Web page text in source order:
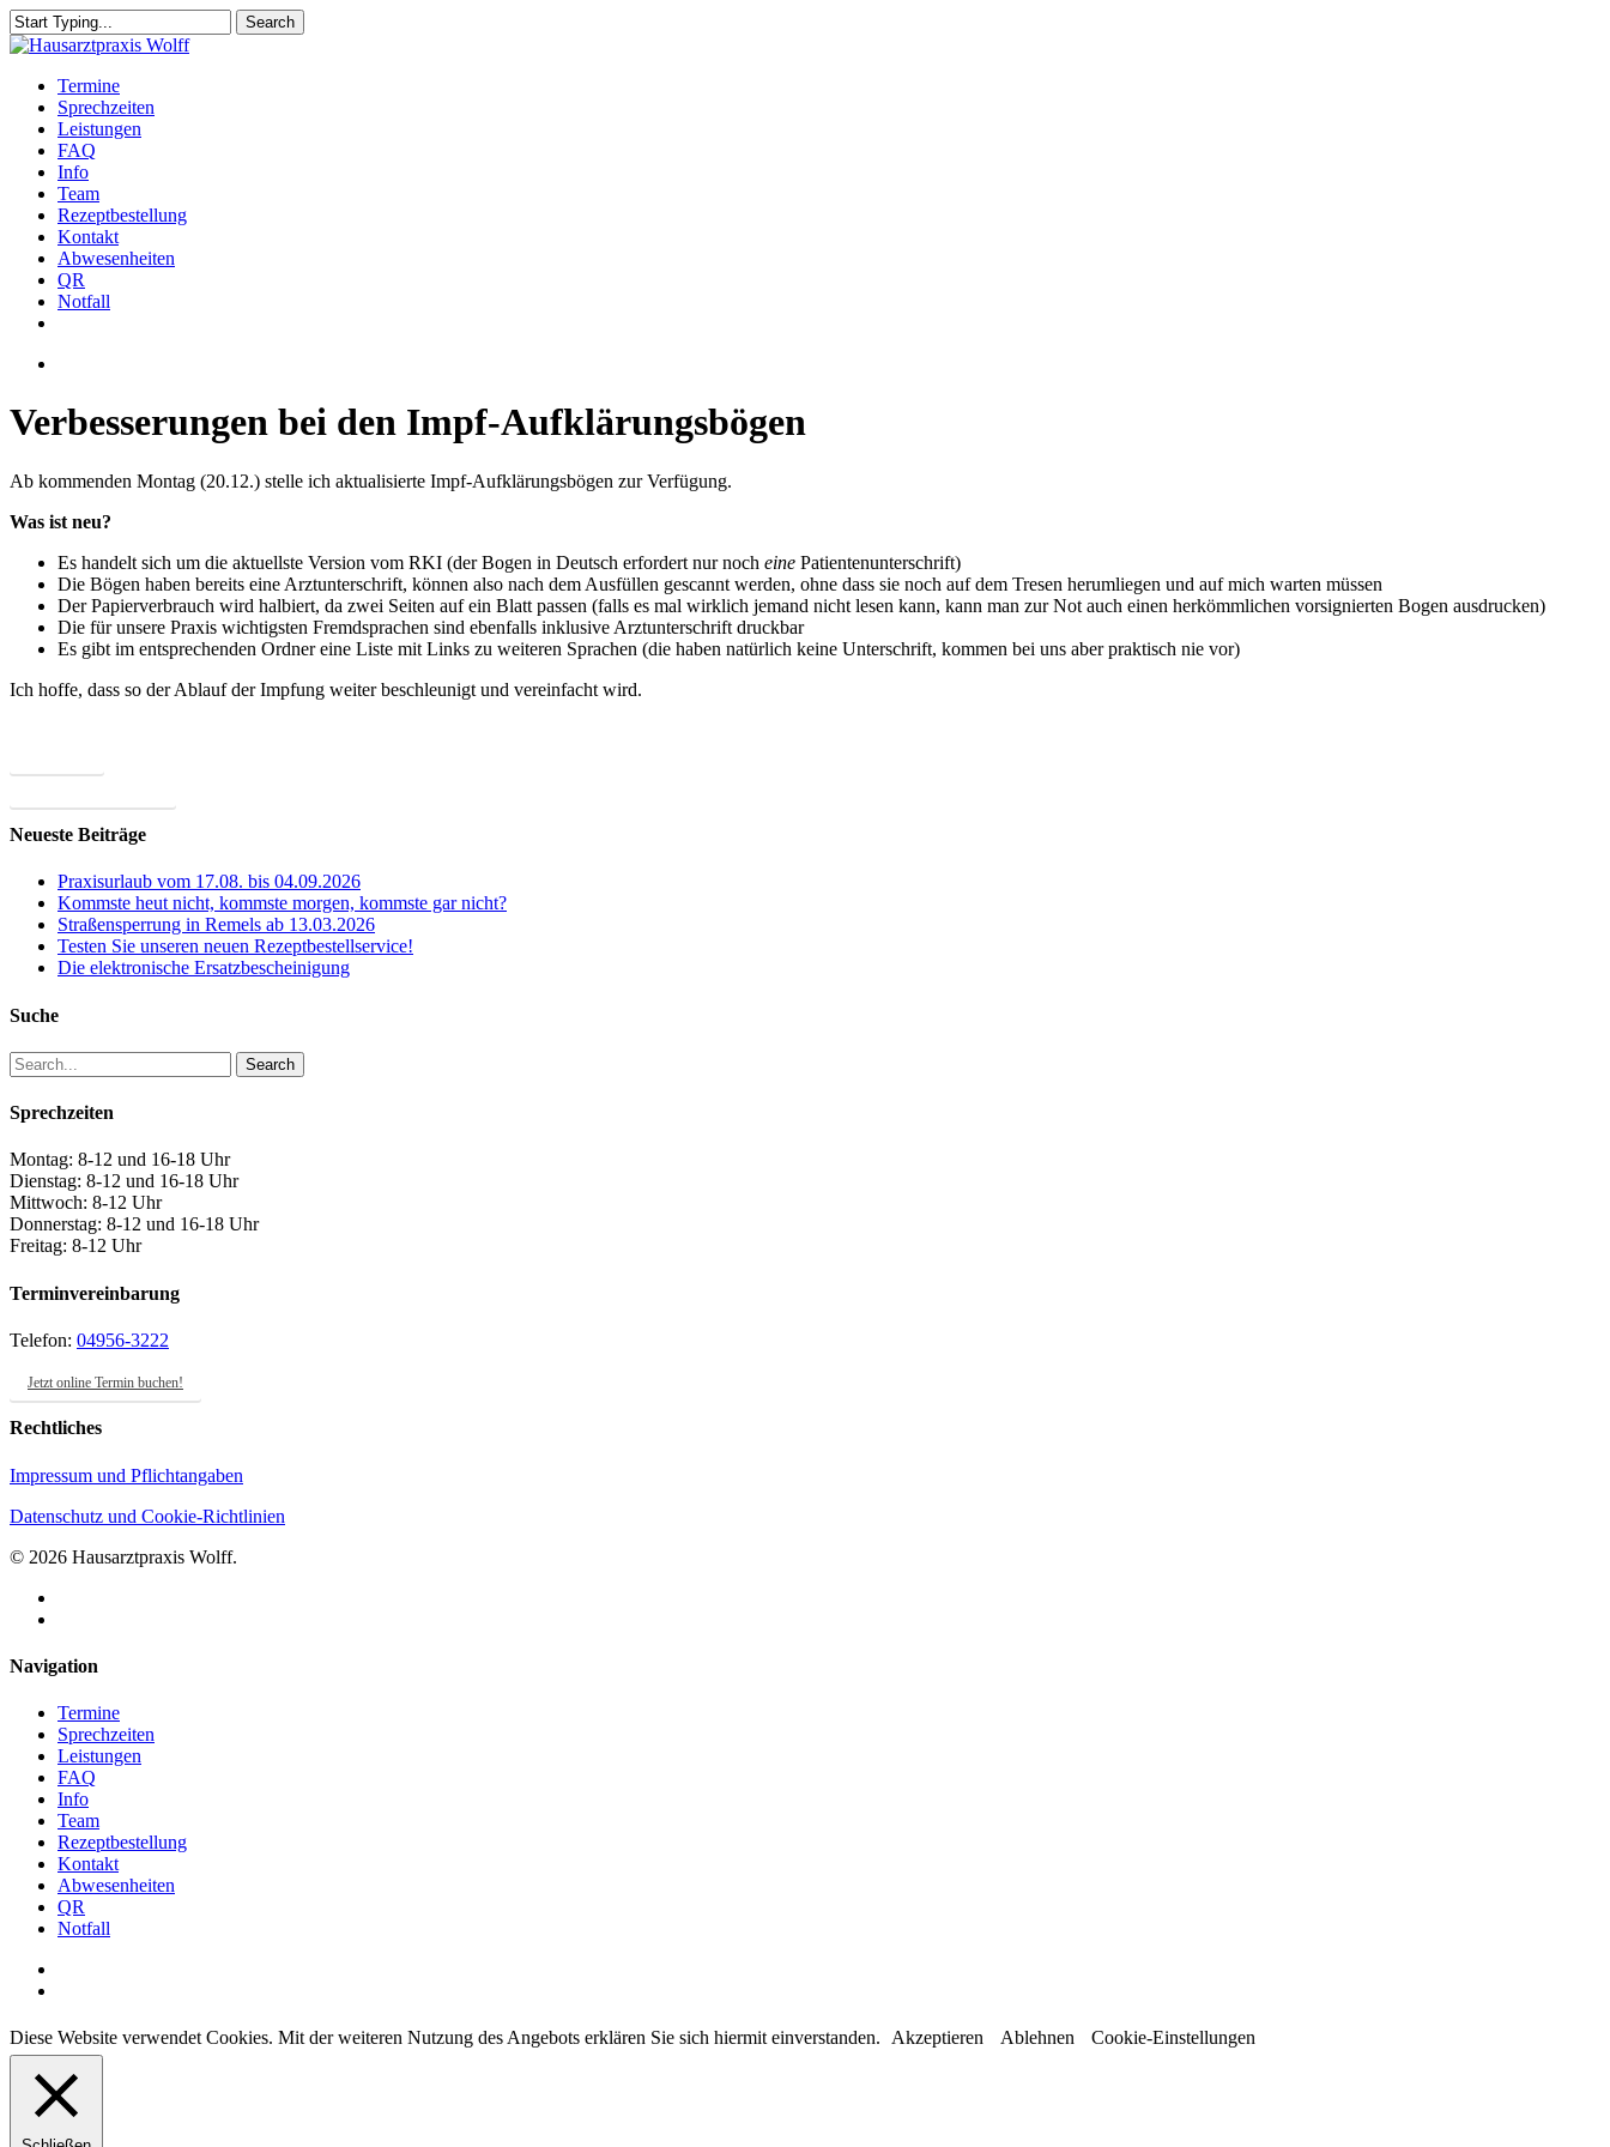
Skip
to
content
Search
Close
Menu
Termine
Sprechzeiten
Leistungen
FAQ
Info
Team
Rezeptbestellung
Kontakt
Abwesenheiten
QR
Notfall
Verbesserungen bei den Impf-Aufklärungsbögen
Ab kommenden Montag (20.12.) stelle ich aktualisierte Impf-Aufklärungsbögen zur Verfügung.
Was ist neu?
Es handelt sich um die aktuellste Version vom RKI (der Bogen in Deutsch erfordert nur noch eine Patientenunterschrift)
Die Bögen haben bereits eine Arztunterschrift, können also nach dem Ausfüllen gescannt werden, ohne dass sie noch auf dem Tresen herumliegen und auf mich warten müssen
Der Papierverbrauch wird halbiert, da zwei Seiten auf ein Blatt passen (falls es mal wirklich jemand nicht lesen kann, kann man zur Not auch einen herkömmlichen vorsignierten Bogen ausdrucken)
Die für unsere Praxis wichtigsten Fremdsprachen sind ebenfalls inklusive Arztunterschrift druckbar
Es gibt im entsprechenden Ordner eine Liste mit Links zu weiteren Sprachen (die haben natürlich keine Unterschrift, kommen bei uns aber praktisch nie vor)
Ich hoffe, dass so der Ablauf der Impfung weiter beschleunigt und vereinfacht wird.
Neueste Beiträge
Praxisurlaub vom 17.08. bis 04.09.2026
Kommste heut nicht, kommste morgen, kommste gar nicht?
Straßensperrung in Remels ab 13.03.2026
Testen Sie unseren neuen Rezeptbestellservice!
Die elektronische Ersatzbescheinigung
Suche
Search
Sprechzeiten
Montag: 8-12 und 16-18 Uhr
Dienstag: 8-12 und 16-18 Uhr
Mittwoch: 8-12 Uhr
Donnerstag: 8-12 und 16-18 Uhr
Freitag: 8-12 Uhr
Terminvereinbarung
Telefon: 04956-3222
Jetzt online Termin buchen!
Rechtliches
Impressum und Pflichtangaben
Datenschutz und Cookie-Richtlinien
© 2026 Hausarztpraxis Wolff.
Close
Navigation
Termine
Sprechzeiten
Leistungen
FAQ
Info
Team
Rezeptbestellung
Kontakt
Abwesenheiten
QR
Notfall
Diese Website verwendet Cookies. Mit der weiteren Nutzung des Angebots erklären Sie sich hiermit einverstanden. Akzeptieren Ablehnen Cookie-Einstellungen